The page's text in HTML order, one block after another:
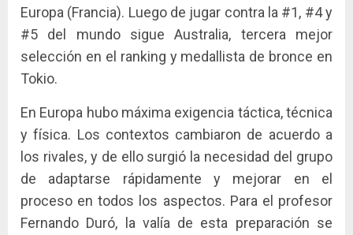
Europa (Francia). Luego de jugar contra la #1, #4 y
#5 del mundo sigue Australia, tercera mejor
selección en el ranking y medallista de bronce en
Tokio.
En Europa hubo máxima exigencia táctica, técnica
y física. Los contextos cambiaron de acuerdo a
los rivales, y de ello surgió la necesidad del grupo
de adaptarse rápidamente y mejorar en el
proceso en todos los aspectos. Para el profesor
Fernando Duró, la valía de esta preparación se